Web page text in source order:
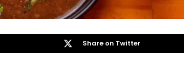
Share on Twitter